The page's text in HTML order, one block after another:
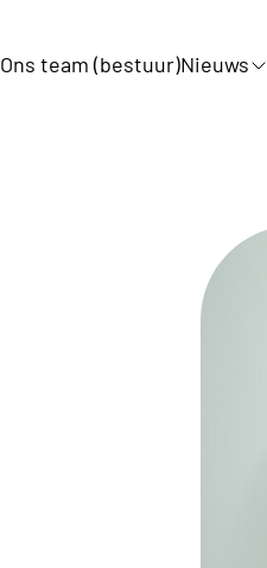
Ons team (bestuur)Nieuws